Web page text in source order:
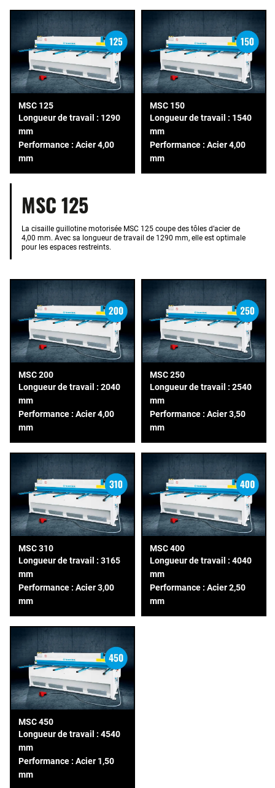
MSC 125
Longueur de travail : 1290
mm
Performance : Acier 4,00
mm
MSC 150
Longueur de travail : 1540
mm
Performance : Acier 4,00
mm
MSC 125
La cisaille guillotine motorisée MSC 125 coupe des tôles d’acier de
4,00 mm. Avec sa longueur de travail de 1290 mm, elle est optimale
pour les espaces restreints.
MSC 200
Longueur de travail : 2040
mm
Performance : Acier 4,00
mm
MSC 250
Longueur de travail : 2540
mm
Performance : Acier 3,50
mm
MSC 310
Longueur de travail : 3165
mm
Performance : Acier 3,00
mm
MSC 400
Longueur de travail : 4040
mm
Performance : Acier 2,50
mm
MSC 450
Longueur de travail : 4540
mm
Performance : Acier 1,50
mm